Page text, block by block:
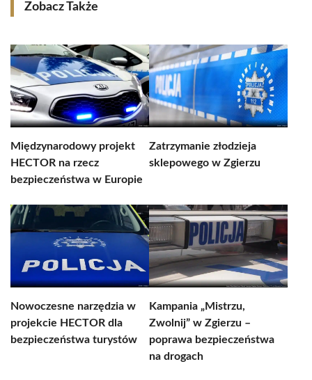
Zobacz Także
Międzynarodowy projekt
HECTOR na rzecz
bezpieczeństwa w Europie
Zatrzymanie złodzieja
sklepowego w Zgierzu
Nowoczesne narzędzia w
projekcie HECTOR dla
bezpieczeństwa turystów
Kampania „Mistrzu,
Zwolnij” w Zgierzu –
poprawa bezpieczeństwa
na drogach